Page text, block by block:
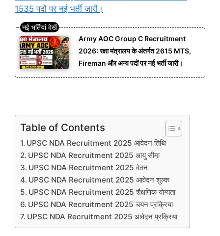
1535 पदों पर नई भर्ती जारी।
Army AOC Group C Recruitment
2026: रक्षा मंत्रालय के अंतर्गत 2615 MTS,
Fireman और अन्य पदों पर नई भर्ती जारी।
Table of Contents
UPSC NDA Recruitment 2025 आवेदन तिथि
UPSC NDA Recruitment 2025 आयु सीमा
UPSC NDA Recruitment 2025 वेतन
UPSC NDA Recruitment 2025 आवेदन शुल्क
UPSC NDA Recruitment 2025 शैक्षणिक योग्यता
UPSC NDA Recruitment 2025 चयन प्रक्रिया
UPSC NDA Recruitment 2025 आवेदन प्रक्रिया